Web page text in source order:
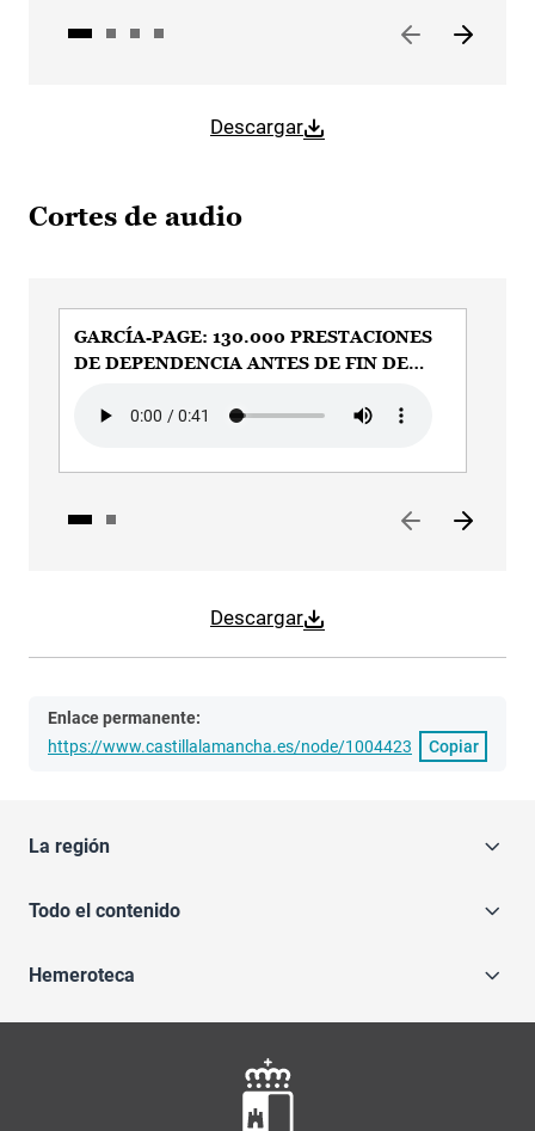
Descargar
Cortes de audio
Descargar
GARCÍA-PAGE: 130.000 PRESTACIONES
DE DEPENDENCIA ANTES DE FIN DE
Enlace permanente:
https://www.castillalamancha.es/node/1004423
Copiar
La región
Todo el contenido
Hemeroteca